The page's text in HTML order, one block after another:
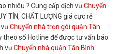
nhiêu ? Cung cấp dịch vụ Chuyển
TÍN, CHẤT LƯỢNG giá cực rẻ
Chuyển nhà trọn gói quận Tân
theo số Hotline để được tư vấn báo
vụ Chuyển nhà quận Tân Bình